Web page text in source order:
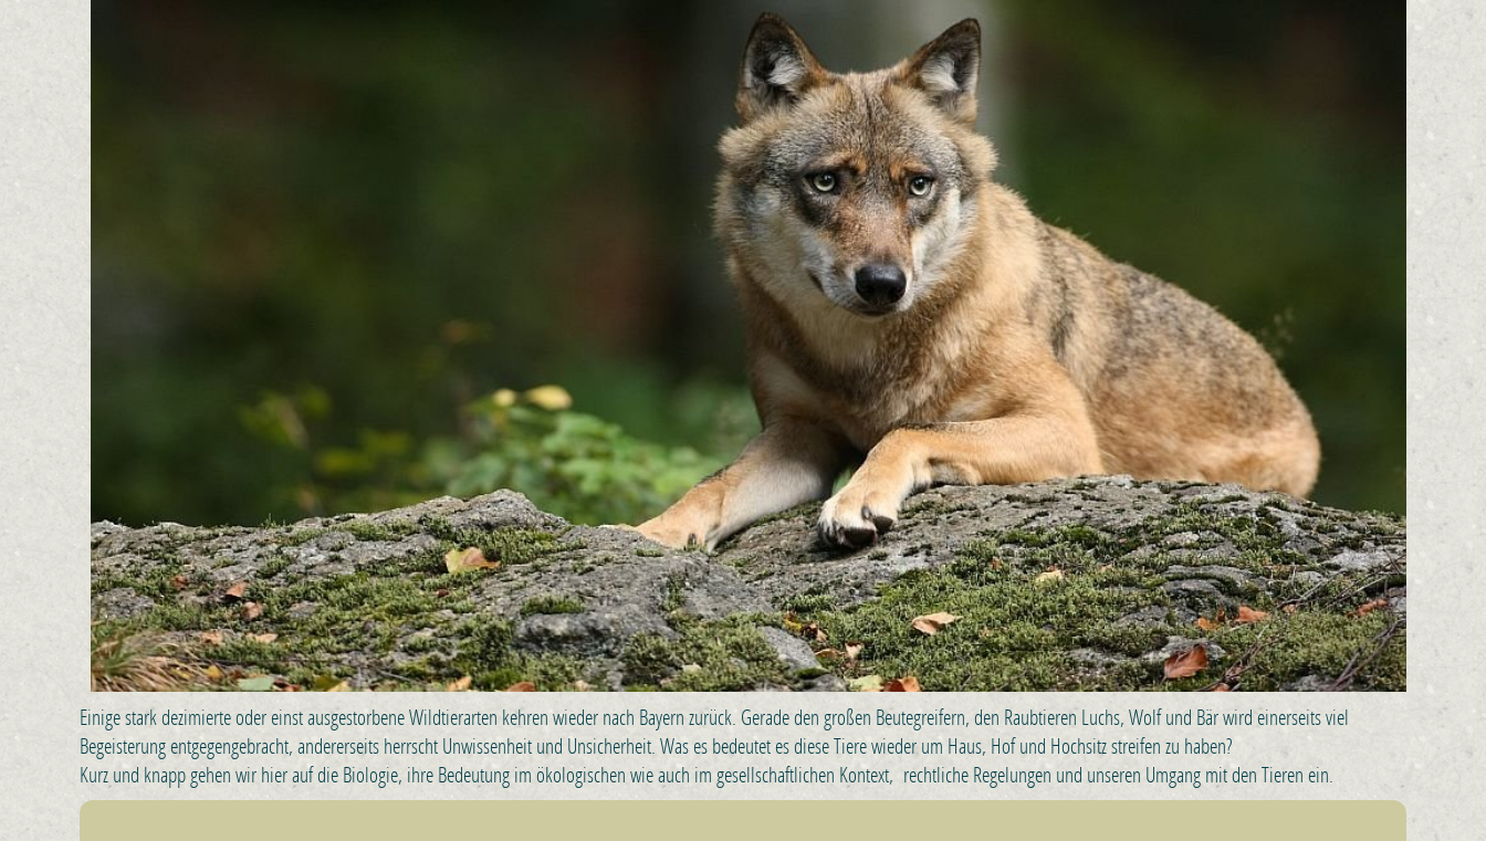
Einige stark dezimierte oder einst ausgestorbene Wildtierarten kehren wieder nach Bayern zurück. Gerade den großen Beutegreifern, den Raubtieren Luchs, Wolf und Bär wird einerseits viel
Begeisterung entgegengebracht, andererseits herrscht Unwissenheit und Unsicherheit. Was es bedeutet es diese Tiere wieder um Haus, Hof und Hochsitz streifen zu haben?
Kurz und knapp gehen wir hier auf die Biologie, ihre Bedeutung im ökologischen wie auch im gesellschaftlichen Kontext, rechtliche Regelungen und unseren Umgang mit den Tieren ein.